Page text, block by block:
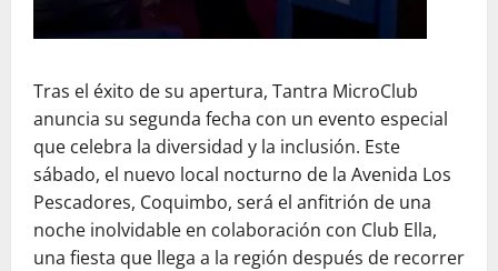
Tras el éxito de su apertura, Tantra MicroClub
anuncia su segunda fecha con un evento especial
que celebra la diversidad y la inclusión. Este
sábado, el nuevo local nocturno de la Avenida Los
Pescadores, Coquimbo, será el anfitrión de una
noche inolvidable en colaboración con Club Ella,
una fiesta que llega a la región después de recorrer